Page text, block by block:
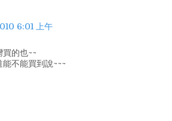
6:01 上午
的也~~
不能買到說~~~